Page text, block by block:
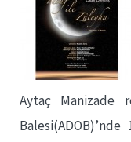
Aytaç Manizade